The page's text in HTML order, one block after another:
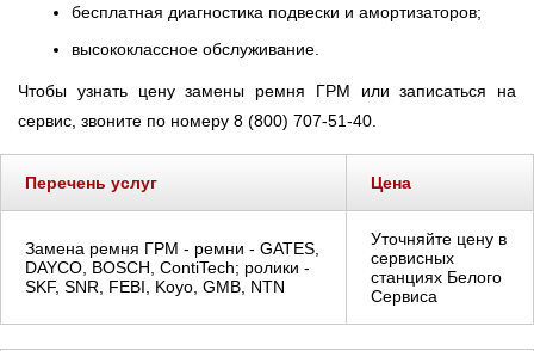
бесплатная диагностика подвески и амортизаторов;
высококлассное обслуживание.
Чтобы узнать цену замены ремня ГРМ или записаться на
сервис, звоните по номеру 8 (800) 707-51-40.
Перечень услуг Цена
Замена ремня ГРМ - ремни - GATES,
DAYCO, BOSCH, ContiTech; ролики -
SKF, SNR, FEBI, Koyo, GMB, NTN
Уточняйте цену в
сервисных
станциях Белого
Сервиса